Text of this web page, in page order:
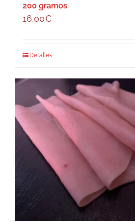
200 gramos
16,00€
Detalles